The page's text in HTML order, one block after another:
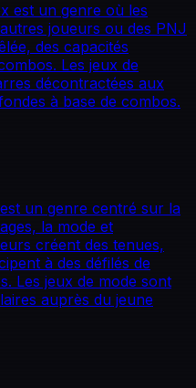
est un genre où les
joueurs ou des PNJ
des capacités
Les jeux de
décontractées aux
à base de combos.
un genre centré sur la
la mode et
créent des tenues,
à des défilés de
Les jeux de mode sont
auprès du jeune